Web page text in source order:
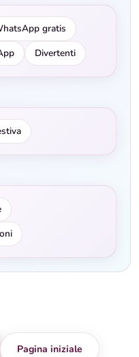
gratis
Divertenti
Pagina iniziale